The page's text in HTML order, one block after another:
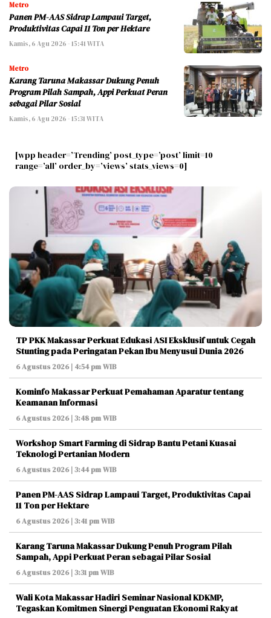
Metro
Panen PM-AAS Sidrap Lampaui Target,
Produktivitas Capai 11 Ton per Hektare
Kamis, 6 Agu 2026 - 15:41 WITA
Metro
Karang Taruna Makassar Dukung Penuh
Program Pilah Sampah, Appi Perkuat Peran
sebagai Pilar Sosial
Kamis, 6 Agu 2026 - 15:31 WITA
[wpp header=’Trending’ post_type=’post’ limit=10
range=’all’ order_by=’views’ stats_views=0]
TP PKK Makassar Perkuat Edukasi ASI Eksklusif untuk Cegah
Stunting pada Peringatan Pekan Ibu Menyusui Dunia 2026
6 Agustus 2026 | 4:54 pm WIB
Kominfo Makassar Perkuat Pemahaman Aparatur tentang
Keamanan Informasi
6 Agustus 2026 | 3:48 pm WIB
Workshop Smart Farming di Sidrap Bantu Petani Kuasai
Teknologi Pertanian Modern
6 Agustus 2026 | 3:44 pm WIB
Panen PM-AAS Sidrap Lampaui Target, Produktivitas Capai
11 Ton per Hektare
6 Agustus 2026 | 3:41 pm WIB
Karang Taruna Makassar Dukung Penuh Program Pilah
Sampah, Appi Perkuat Peran sebagai Pilar Sosial
6 Agustus 2026 | 3:31 pm WIB
Wali Kota Makassar Hadiri Seminar Nasional KDKMP,
Tegaskan Komitmen Sinergi Penguatan Ekonomi Rakyat